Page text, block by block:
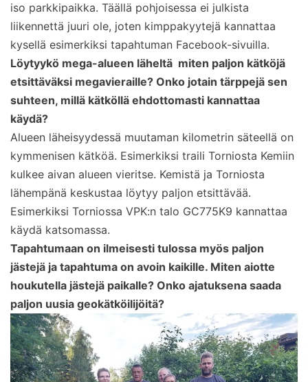
iso parkkipaikka. Täällä pohjoisessa ei julkista
liikennettä juuri ole, joten kimppakyytejä kannattaa
kysellä esimerkiksi tapahtuman Facebook-sivuilla.
Löytyykö mega-alueen läheltä miten paljon kätköjä
etsittäväksi megavieraille? Onko jotain tärppejä sen
suhteen, millä kätköllä ehdottomasti kannattaa
käydä?
Alueen läheisyydessä muutaman kilometrin säteellä on
kymmenisen kätköä. Esimerkiksi traili Torniosta Kemiin
kulkee aivan alueen vieritse. Kemistä ja Torniosta
lähempänä keskustaa löytyy paljon etsittävää.
Esimerkiksi Torniossa VPK:n talo GC775K9 kannattaa
käydä katsomassa.
Tapahtumaan on ilmeisesti tulossa myös paljon
jästejä ja tapahtuma on avoin kaikille. Miten aiotte
houkutella jästejä paikalle? Onko ajatuksena saada
paljon uusia geokätköilijöitä?